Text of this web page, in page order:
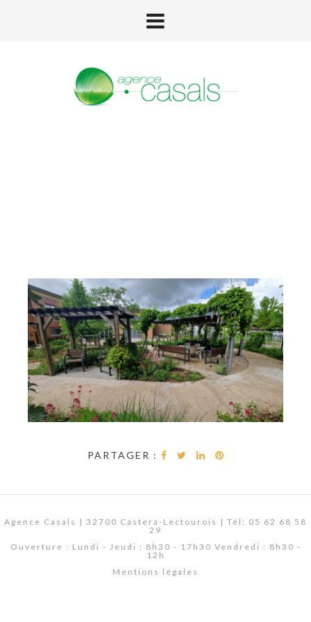
PARTAGER :
Agence Casals | 32700 Castera-Lectourois | Tél: 05 62 68 58
29
Ouverture : Lundi - Jeudi : 8h30 - 17h30 Vendredi : 8h30 -
12h
Mentions légales